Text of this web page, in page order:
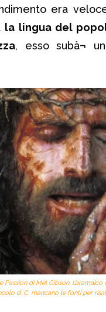
era
la lingua del
, esso subà¬
Passion di Mel Gibson.
d. C. mancano le fonti per